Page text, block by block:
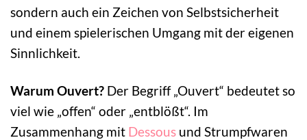
sondern auch ein Zeichen von Selbstsicherheit
und einem spielerischen Umgang mit der eigenen
Sinnlichkeit.
Warum Ouvert? Der Begriff „Ouvert“ bedeutet so
viel wie „offen“ oder „entblößt“. Im
Zusammenhang mit Dessous und Strumpfwaren